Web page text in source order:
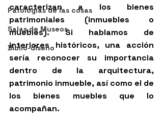
Patologías de las cosas
Salas de Museos
Biblio-diseño
caracterizan a los bienes
patrimoniales (inmuebles o
muebles). Si hablamos de
interiores históricos, una acción
sería reconocer su importancia
dentro de la arquitectura,
patrimonio inmueble, así como el de
los bienes muebles que lo
acompañan.